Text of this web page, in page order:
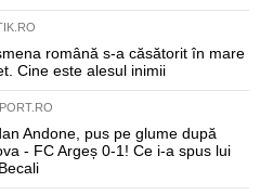
română s-a căsătorit în mare
Cine este alesul inimii
Andone, pus pe glume după
- FC Argeș 0-1! Ce i-a spus lui